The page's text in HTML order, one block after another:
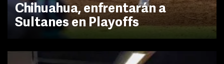
Chihuahua, enfrentarán a
Sultanes en Playoffs